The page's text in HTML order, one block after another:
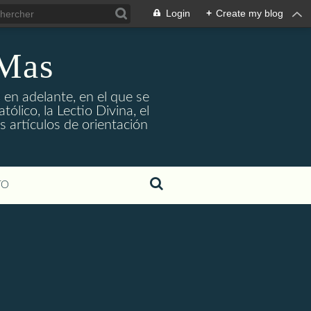
Login + Create my blog
adelante, en el que se
la Lectio Divina, el
artículos de orientación